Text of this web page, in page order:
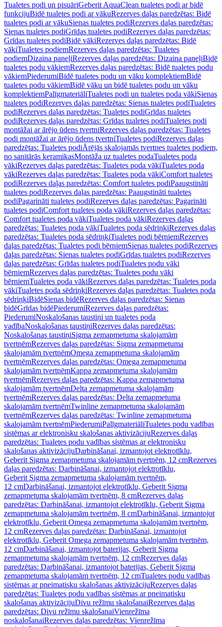
Tualetes podi un pisuāriGeberit AquaClean tualetes podi ar bidē
funkcijuBidē tualetes podi ar vākuRezerves daļas paredzētas: Bidē
tualetes podi ar vākuSienas tualetes podiRezerves daļas paredzētas:
Sienas tualetes podiGrīdas tualetes podiRezerves daļas paredzētas:
Grīdas tualetes podiBidē vākiRezerves daļas paredzētas: Bidē
vākiTualetes podiemRezerves daļas paredzētas: Tualetes
podiemDizaina paneļiRezerves daļas paredzētas: Dizaina paneļiBidē
tualetes podu vākiemRezerves daļas paredzētas: Bidē tualetes podu
vākiemPiederumiBidē tualetes podu un vāku komplektiemBidē
tualetes podu vākiemBidē vāku un bidē tualetes podu un vāku
komplektiemPalīgmateriāliTualetes podi un tualetes poda vākiSienas
tualetes podiRezerves daļas paredzētas: Sienas tualetes podiTualetes
podiRezerves daļas paredzētas: Tualetes podiGrīdas tualetes
podiRezerves daļas paredzētas: Grīdas tualetes podiTualetes podi
montāžai ar ārējo ūdens tvertniRezerves daļas paredzētas: Tualetes
podi montāžai ar ārējo ūdens tvertniTualetes podiRezerves daļas
paredzētas: Tualetes podiĀrējās skalojamās tvertnes tualetes podiem,
no sanitārās keramikasMontāža uz tualetes podaTualetes poda
vākiRezerves daļas paredzētas: Tualetes poda vākiTualetes poda
vākiRezerves daļas paredzētas: Tualetes poda vākiComfort tualetes
podiRezerves daļas paredzētas: Comfort tualetes podiPaaugstināti
tualetes podiRezerves daļas paredzētas: Paaugstināti tualetes
podiPagarināti tualetes podiRezerves daļas paredzētas: Pagarināti
tualetes podiComfort tualetes poda vākiRezerves daļas paredzētas:
Comfort tualetes poda vākiTualetes poda vākiRezerves daļas
paredzētas: Tualetes poda vākiTualetes poda sēdriņķiRezerves daļas
paredzētas: Tualetes poda sēdriņķiTualetes podi bērniemRezerves
daļas paredzētas: Tualetes podi bērniemSienas tualetes podiRezerves
daļas paredzētas: Sienas tualetes podiGrīdas tualetes podiRezerves
daļas paredzētas: Grīdas tualetes podiTualetes podu vāki
bērniemRezerves daļas paredzētas: Tualetes podu vāki
bērniemTualetes poda vākiRezerves daļas paredzētas: Tualetes poda
vākiTualetes poda sēdriņķiRezerves daļas paredzētas: Tualetes poda
sēdriņķiBidēSienas bidēRezerves daļas paredzētas: Sienas
bidēGrīdas bidēPiederumiRezerves daļas paredzētas:
PiederumiNoskalošanas taustiņi un tualetes poda
vadībaNoskalošanas taustiņiRezerves daļas paredzētas:
Noskalošanas taustiņiSigma zemapmetuma skalojamām
tvertnēmRezerves daļas paredzētas: Sigma zemapmetuma
skalojamām tvertnēmOmega zemapmetuma skalojamām
tvertnēmRezerves daļas paredzētas: Omega zemapmetuma
skalojamām tvertnēmKappa zemapmetuma skalojamām
tvertnēmRezerves daļas paredzētas: Kappa zemapmetuma
skalojamām tvertnēmDelta zemapmetuma skalojamām
tvertnēmRezerves daļas paredzētas: Delta zemapmetuma
skalojamām tvertnēmTwinline zemapmetuma skalojamām
tvertnēmRezerves daļas paredzētas: Twinline zemapmetuma
skalojamām tvertnēmPiederumiPalīgmateriāliTualetes podu vadības
sistēmas ar elektronisku skalošanas aktivizācijuRezerves daļas
paredzētas: Tualetes podu vadības sistēmas ar elektronisku
skalošanas aktivizācijuDarbināšanai, izmantojot elektrotīklu,
Geberit Sigma zemapmetuma skalojamām tvertnēm, 12 cmRezerves
daļas paredzētas: Darbināšanai, izmantojot elektrotīklu,
Geberit Sigma zemapmetuma skalojamām tvertnēm,
12 cmDarbināšanai, izmantojot elektrotīklu, Geberit Sigma
zemapmetuma skalojamām tvertnēm, 8 cmRezerves daļas
paredzētas: Darbināšanai, izmantojot elektrotīklu, Geberit Sigma
zemapmetuma skalojamām tvertnēm, 8 cmDarbināšanai, izmantojot
elektrotīklu, Geberit Omega zemapmetuma skalojamām tvertnēm,
12 cmRezerves daļas paredzētas: Darbināšanai, izmantojot
elektrotīklu, Geberit Omega zemapmetuma skalojamām tvertnēm,
12 cmDarbināšanai, izmantojot baterijas, Geberit Sigma
zemapmetuma skalojamām tvertnēm, 12 cmRezerves daļas
paredzētas: Darbināšanai, izmantojot baterijas, Geberit Sigma
zemapmetuma skalojamām tvertnēm, 12 cmTualetes podu vadības
sistēmas ar pneimatisku skalošanas aktivizācijuRezerves daļas
paredzētas: Tualetes podu vadības sistēmas ar pneimatisku
skalošanas aktivizācijuDivu režīmu skalošanaiRezerves daļas
paredzētas: Divu režīmu skalošanaiVienrežīma
noskalošanaiRezerves daļas paredzētas: Vienrežīma